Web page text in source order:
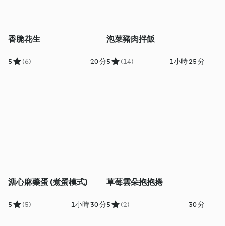
香脆花生
5 (6) 20 分
泡菜豬肉拌飯
5 (14) 1小時 25 分
溏心麻藥蛋 (煮蛋模式)
5 (5) 1小時 30 分
草莓雲朵抱抱捲
5 (2) 30 分